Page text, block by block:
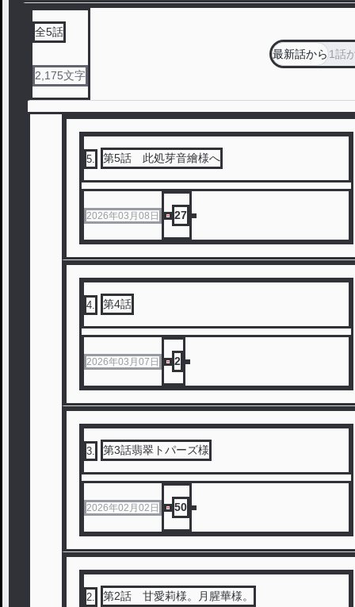
全5話
2,175文字
最新話から1話
5. 第5話 此処芽音繪様へ
2026年03月08日 27
4. 第4話
2026年03月07日 2
3. 第3話翡翠トパーズ様
2026年02月02日 50
2. 第2話 甘愛莉様。月腥華様。